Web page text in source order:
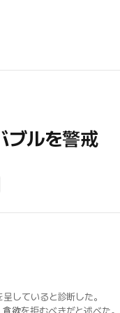
ブルを警戒
していると診断した。